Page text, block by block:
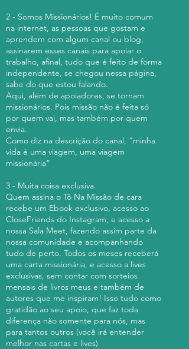
2 - Somos Missionários! É muito comum
na internet, as pessoas que gostam e
aprendem com algum canal ou blog,
assinarem esses canais para apoiar o
trabalho, afinal, tudo que é feito de forma
independente, se chegou nessa página,
sabe do que estou falando.
Aqui, além de apoiadores, se tornam
missionários. Pois missão não é feita só
por quem vai, mas também por quem
envia.
Como diz na descrição do canal, “minha
vida é uma viagem, uma viagem
missionária”
3 - Muita coisa exclusiva.
Quem assina o Tô Na Missão de cara
recebe um Ebook exclusivo, acesso ao
CloseFriends do Instagram, e acesso a
nossa Sala Meet, fazendo assim parte da
nossa comunidade e acompanhando
tudo de perto. Todos os meses receberá
uma carta missionária, e acesso a lives
exclusivas, sem contar com sorteios
mensais de livros meus e também de
autores que me inspiram! Isso tudo como
gratidão ao seu apoio, que faz toda
diferença não somente para nós, mas
para tantos outros (você irá entender
melhor nas cartas e lives)